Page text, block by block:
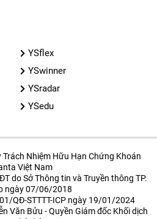
YSflex
YSwinner
YSradar
YSedu
Nhiệm Hữu Hạn Chứng Khoán
Việt Nam
do Sở Thông tin và Truyền thông TP.
ngày 07/06/2018
QĐ-STTTT-ICP ngày 19/01/2024
Văn Bửu - Quyền Giám đốc Khối dịch